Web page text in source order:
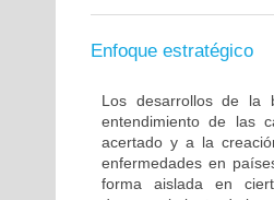
Enfoque estratégico
Los desarrollos de la
entendimiento de las
acertado y a la
enfermedades en
forma aislada en